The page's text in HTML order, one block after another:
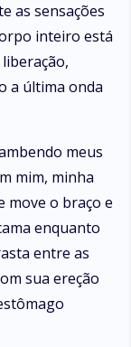
as sensações
inteiro está
a última onda
meus
mim, minha
move o braço e
enquanto
entre as
sua ereção